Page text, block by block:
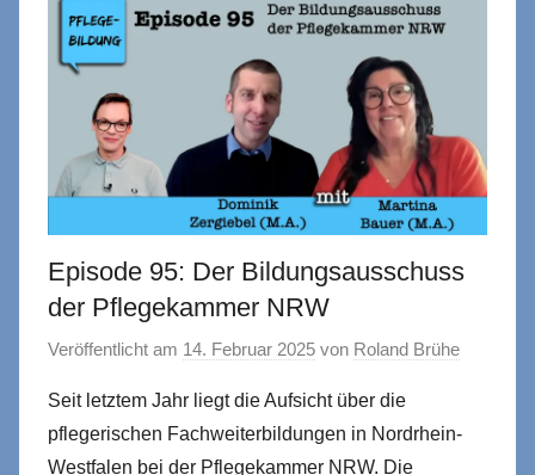
Episode 95: Der Bildungsausschuss
der Pflegekammer NRW
Veröffentlicht am 14. Februar 2025 von Roland Brühe
Seit letztem Jahr liegt die Aufsicht über die
pflegerischen Fachweiterbildungen in Nordrhein-
Westfalen bei der Pflegekammer NRW. Die